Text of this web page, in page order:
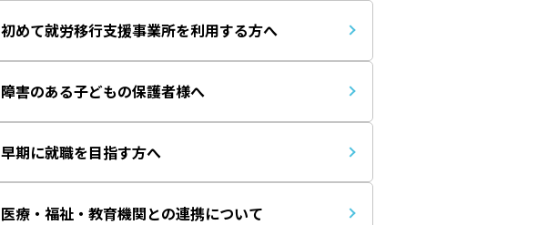
初めて就労移行支援事業所を利用する方へ
障害のある子どもの保護者様へ
早期に就職を目指す方へ
医療・福祉・教育機関との連携について